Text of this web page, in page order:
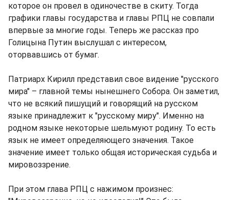
которое он провел в одиночестве в скиту. Тогда
графики главы государства и главы РПЦ не совпали
впервые за многие годы. Теперь же рассказ про
Голицына Путин выслушал с интересом,
оторвавшись от бумаг.
Патриарх Кирилл представил свое видение "русского
мира" – главной темы нынешнего Собора. Он заметил,
что не всякий пишущий и говорящий на русском
языке принадлежит к "русскому миру". Именно на
родном языке некоторые шельмуют родину. То есть
язык не имеет определяющего значения. Такое
значение имеет только общая историческая судьба и
мировоззрение.
При этом глава РПЦ с нажимом произнес: